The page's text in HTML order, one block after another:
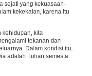
sejati yang kekuasaan-
kekekalan, karena itu
kehidupan, kita
tekanan dan
Dalam kondisi itu,
adalah Tuhan semesta